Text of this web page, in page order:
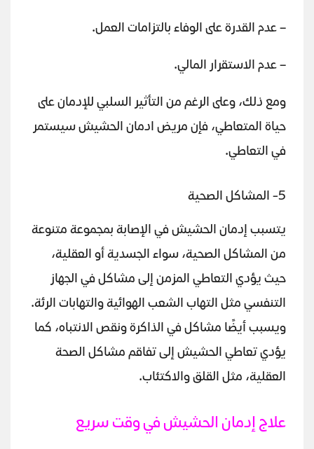
– عدم القدرة على الوفاء بالتزامات العمل.
– عدم الاستقرار المالي.
ومع ذلك، وعلى الرغم من التأثير السلبي للإدمان على
حياة المتعاطي، فإن مريض ادمان الحشيش سيستمر
في التعاطي.
5- المشاكل الصحية
يتسبب إدمان الحشيش في الإصابة بمجموعة متنوعة
من المشاكل الصحية، سواء الجسدية أو العقلية،
حيث يؤدي التعاطي المزمن إلى مشاكل في الجهاز
التنفسي مثل التهاب الشعب الهوائية والتهابات الرئة.
ويسبب أيضًا مشاكل في الذاكرة ونقص الانتباه، كما
يؤدي تعاطي الحشيش إلى تفاقم مشاكل الصحة
العقلية، مثل القلق والاكتئاب.
علاج إدمان الحشيش في وقت سريع